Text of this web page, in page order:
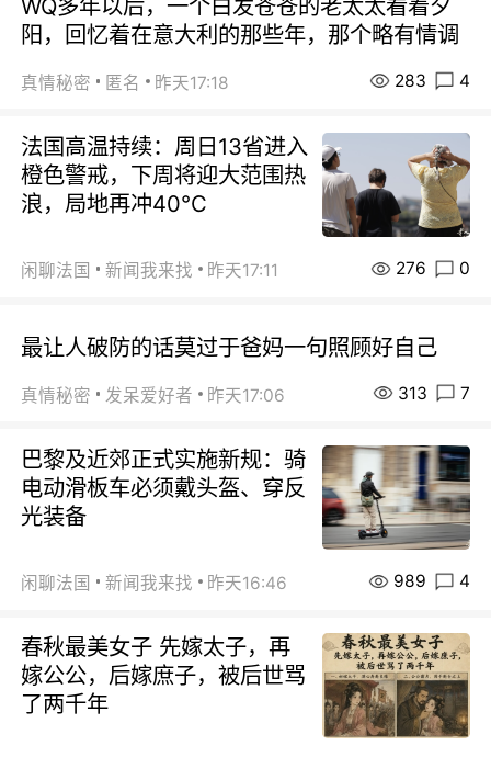
WQ多年以后，一个白发苍苍的老太太看着夕
阳，回忆着在意大利的那些年，那个略有情调
真情秘密 匿名 昨天17:18 283 4
法国高温持续：周日13省进入
橙色警戒，下周将迎大范围热
浪，局地再冲40℃
闲聊法国 新闻我来找 昨天17:11 276 0
最让人破防的话莫过于爸妈一句照顾好自己
真情秘密 发呆爱好者 昨天17:06 313 7
巴黎及近郊正式实施新规：骑
电动滑板车必须戴头盔、穿反
光装备
闲聊法国 新闻我来找 昨天16:46 989 4
春秋最美女子 先嫁太子，再
嫁公公，后嫁庶子，被后世骂
了两千年